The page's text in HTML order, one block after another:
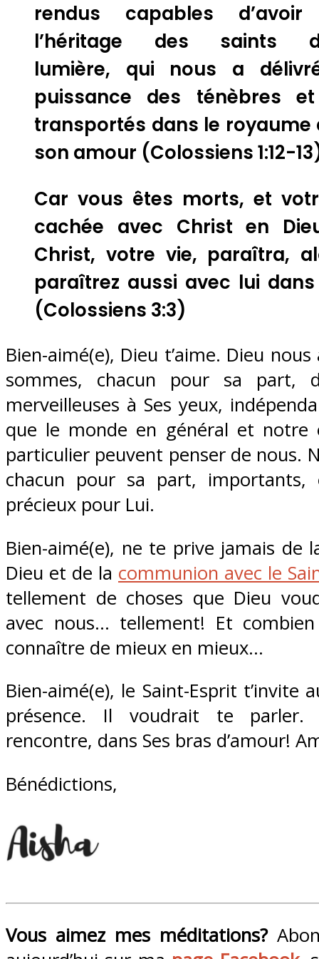
rendus capables
l’héritage des saints
lumière,
qui nous a
puissance des ténèbres
transportés dans le royaume
son amour (Colossiens 1:12-13
Car vous êtes morts, et
cachée avec Christ en
Christ, votre vie, paraîtra,
paraîtrez aussi avec lui
(Colossiens 3:3)
Bien-aimé(e), Dieu t’aime. Dieu
sommes, chacun pour sa part,
merveilleuses à Ses yeux,
que le monde en général et notre
particulier peuvent penser de nous.
chacun pour sa part, importants,
précieux pour Lui.
Bien-aimé(e), ne te prive jamais de
Dieu et de la communion avec le
tellement de choses que Dieu
avec nous… tellement! Et combien
connaître de mieux en mieux…
Bien-aimé(e), le Saint-Esprit t’invite
présence. Il voudrait te parler.
rencontre, dans Ses bras d’amour!
Bénédictions,
Vous aimez mes méditations?